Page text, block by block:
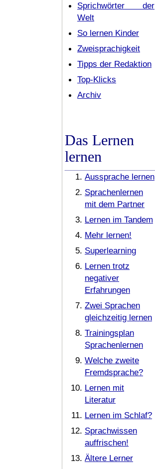
Sprichwörter der
Welt
So lernen Kinder
Zweisprachigkeit
Tipps der Redaktion
Top-Klicks
Archiv
Das Lernen
lernen
Aussprache lernen
Sprachenlernen
mit dem Partner
Lernen im Tandem
Mehr lernen!
Superlearning
Lernen trotz
negativer
Erfahrungen
Zwei Sprachen
gleichzeitig lernen
Trainingsplan
Sprachenlernen
Welche zweite
Fremdsprache?
Lernen mit
Literatur
Lernen im Schlaf?
Sprachwissen
auffrischen!
Ältere Lerner